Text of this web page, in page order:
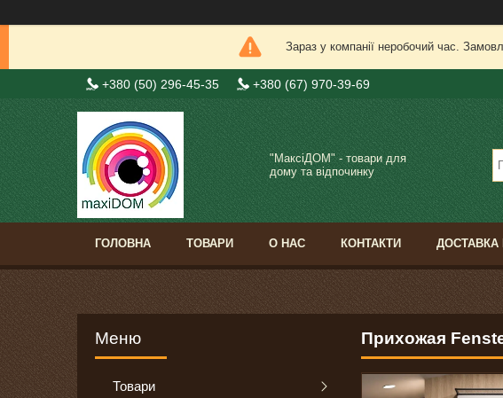
Зараз у компанії неробочий час.
+380 (50) 296-45-35 +380 (67) 970-39-69
"МаксіДОМ" - товари для
дому та відпочинку
ГОЛОВНА ТОВАРИ О НАС КОНТАКТИ ДОСТАВКА
Прихожая
Товари